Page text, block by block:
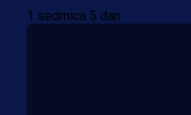
1 sedmica 5 dan